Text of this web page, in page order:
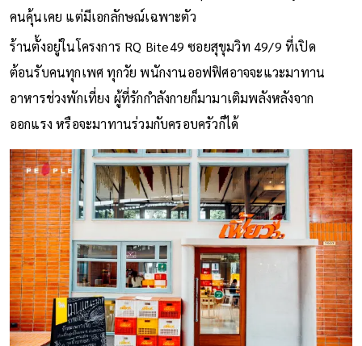
คนคุ้นเคย แต่มีเอกลักษณ์เฉพาะตัว
ร้านตั้งอยู่ในโครงการ RQ Bite49 ซอยสุขุมวิท 49/9 ที่เปิด
ต้อนรับคนทุกเพศ ทุกวัย พนักงานออฟฟิศอาจจะแวะมาทาน
อาหารช่วงพักเที่ยง ผู้ที่รักกำลังกายก็มามาเติมพลังหลังจาก
ออกแรง หรือจะมาทานร่วมกับครอบครัวก็ได้